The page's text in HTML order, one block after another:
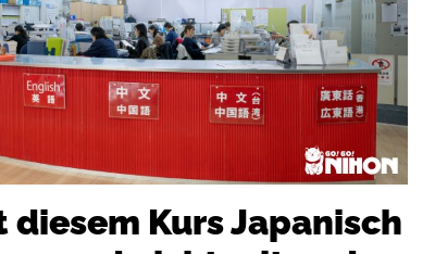
diesem Kurs Japanisch